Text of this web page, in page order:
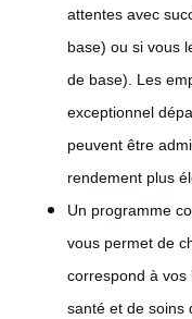
attentes avec
base) ou si vous
de base). Les
exceptionnel
peuvent être
rendement plus
Un programme
vous permet de
correspond à vos
santé et de soins